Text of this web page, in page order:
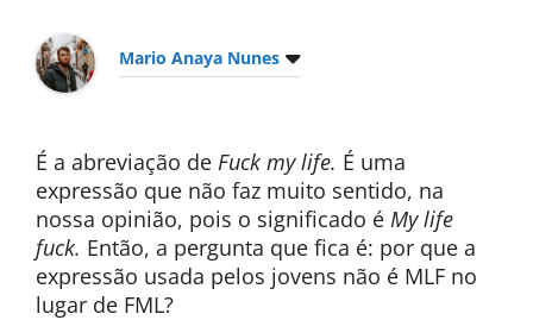
Mario Anaya Nunes
É a abreviação de Fuck my life. É uma
expressão que não faz muito sentido, na
nossa opinião, pois o significado é My life
fuck. Então, a pergunta que fica é: por que a
expressão usada pelos jovens não é MLF no
lugar de FML?